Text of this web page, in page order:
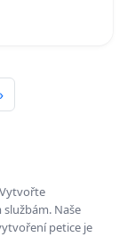
Naše
petice je